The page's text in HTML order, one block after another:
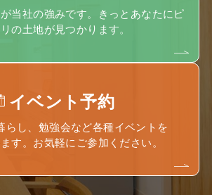
当社の強みです。きっとあなたにピ
の土地が見つかります。
イベント予約
らし、勉強会など各種イベントを
す。お気軽にご参加ください。